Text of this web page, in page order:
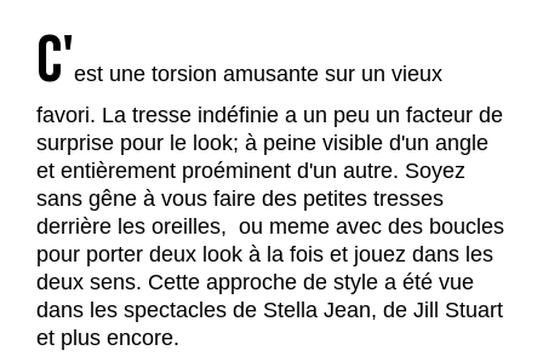
C'est une torsion amusante sur un vieux
favori. La tresse indéfinie a un peu un facteur de
surprise pour le look; à peine visible d'un angle
et entièrement proéminent d'un autre. Soyez
sans gêne à vous faire des petites tresses
derrière les oreilles, ou meme avec des boucles
pour porter deux look à la fois et jouez dans les
deux sens. Cette approche de style a été vue
dans les spectacles de Stella Jean, de Jill Stuart
et plus encore.